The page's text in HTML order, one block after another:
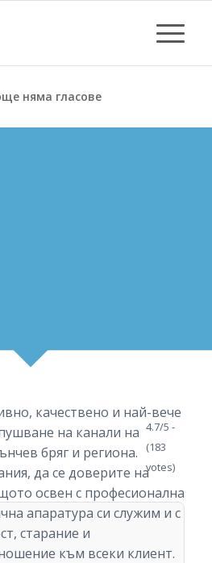
няма гласове
качествено и най-вече
на канали на
бряг и региона.
да се доверите на
освен с професионална
апаратура си служим и с
старание и
към всеки клиент.
4.7/5 -
(183
votes)